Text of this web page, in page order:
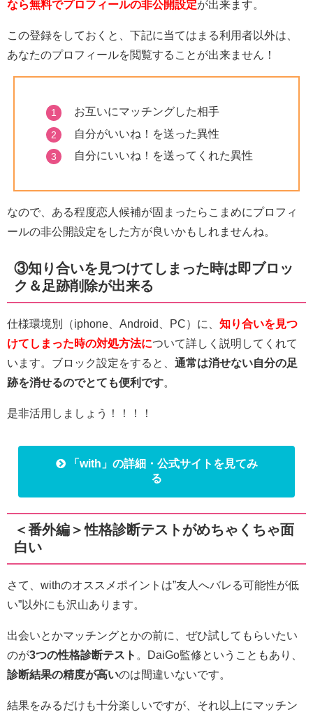
なら無料でプロフィールの非公開設定が出来ます。
この登録をしておくと、下記に当てはまる利用者以外は、
あなたのプロフィールを閲覧することが出来ません！
お互いにマッチングした相手
自分がいいね！を送った異性
自分にいいね！を送ってくれた異性
なので、ある程度恋人候補が固まったらこまめにプロフィ
ールの非公開設定をした方が良いかもしれませんね。
③知り合いを見つけてしまった時は即ブロッ
ク＆足跡削除が出来る
仕様環境別（iphone、Android、PC）に、 知り合いを見つ
けてしまった時の対処方法について詳しく説明してくれて
います。ブロック設定をすると、 通常は消せない自分の足
跡を消せるのでとても便利です。
是非活用しましょう！！！！
「with」の詳細・公式サイトを見てみ
る
＜番外編＞ 性格診断テストがめちゃくちゃ面
白い
さて、withのオススメポイントは”友人へバレる可能性が低
い”以外にも沢山あります。
出会いとかマッチングとかの前に、ぜひ試してもらいたい
のが3つの性格診断テスト 。DaiGo監修ということもあり、
診断結果の精度が高いのは間違いないです。
結果をみるだけも十分楽しいですが、それ以上にマッチン